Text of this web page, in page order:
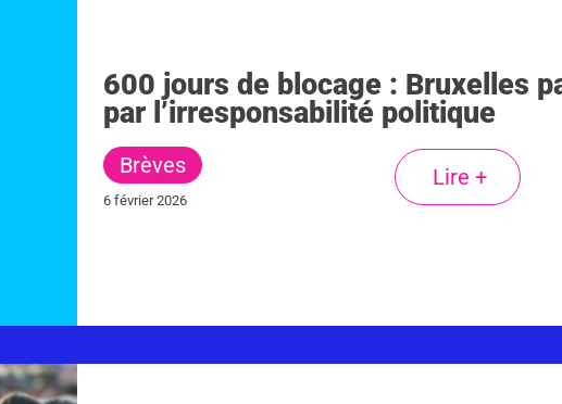
600 jours de blocage : Bruxelles
par l’irresponsabilité politique
Brèves
6 février 2026
Lire +